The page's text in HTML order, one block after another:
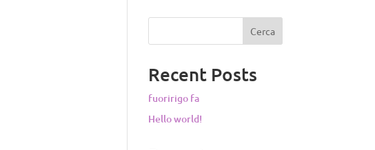
Cerca
Recent Posts
fuoririgo fa
Hello world!